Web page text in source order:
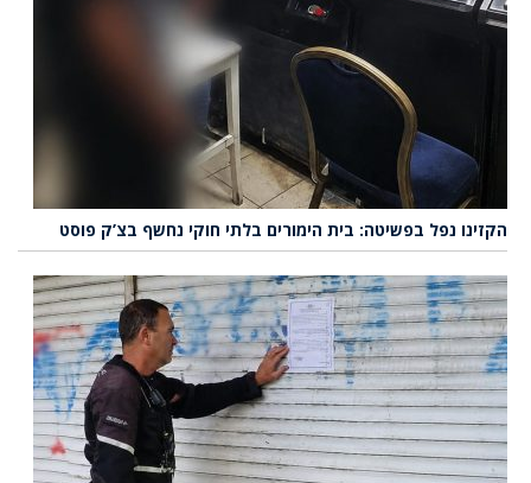
הקזינו נפל בפשיטה: בית הימורים בלתי חוקי נחשף בצ’ק פוסט